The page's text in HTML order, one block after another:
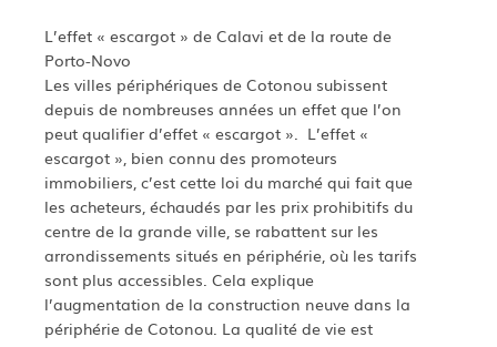
L’effet « escargot » de Calavi et de la route de
Porto-Novo
Les villes périphériques de Cotonou subissent
depuis de nombreuses années un effet que l’on
peut qualifier d’effet « escargot ». L’effet «
escargot », bien connu des promoteurs
immobiliers, c’est cette loi du marché qui fait que
les acheteurs, échaudés par les prix prohibitifs du
centre de la grande ville, se rabattent sur les
arrondissements situés en périphérie, où les tarifs
sont plus accessibles. Cela explique
l’augmentation de la construction neuve dans la
périphérie de Cotonou. La qualité de vie est